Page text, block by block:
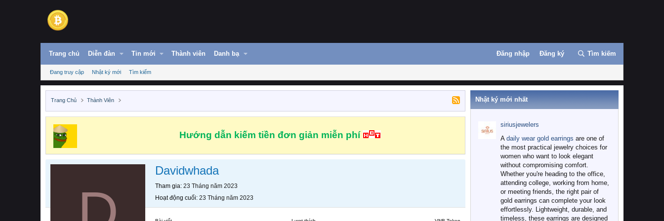
Trang chủ Diễn đàn Tin mới Thành viên Danh bạ Đăng nhập Đăng ký Tìm kiếm
Đang truy cập Nhật ký mới Tìm kiếm
Trang Chủ Thành Viên
Hướng dẫn kiếm tiền đơn giản miễn phí
Davidwhada
Tham gia 23 Tháng năm 2023
Hoạt động cuối 23 Tháng năm 2023
Nhật ký mới nhất
siriusjewelers
A daily wear gold earrings are one of
the most practical jewelry choices for
women who want to look elegant
without compromising comfort.
Whether you're heading to the office,
attending college, working from home,
or meeting friends, the right pair of
gold earrings can complete your look
effortlessly. Lightweight, durable, and
timeless, these earrings are designed